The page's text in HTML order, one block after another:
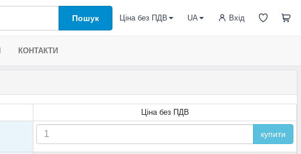
Пошук Вхід
Ціна без ПДВ UA
КОНТАКТИ
Ціна без ПДВ
купити